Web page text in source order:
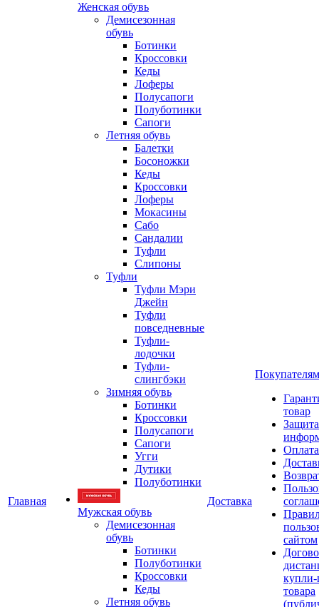
Главная
Женская обувь
Демисезонная
обувь
Ботинки
Кроссовки
Кеды
Лоферы
Полусапоги
Полуботинки
Сапоги
Летняя обувь
Балетки
Босоножки
Кеды
Кроссовки
Лоферы
Мокасины
Сабо
Сандалии
Туфли
Слипоны
Туфли
Туфли Мэри
Джейн
Туфли
повседневные
Туфли-
лодочки
Туфли-
слингбэки
Зимняя обувь
Ботинки
Кроссовки
Полусапоги
Сапоги
Угги
Дутики
Полуботинки
Мужская обувь
Демисезонная
обувь
Ботинки
Полуботинки
Кроссовки
Кеды
Летняя обувь
Доставка
Покупателям
товар
Защита
Оплата
сайтом
товара